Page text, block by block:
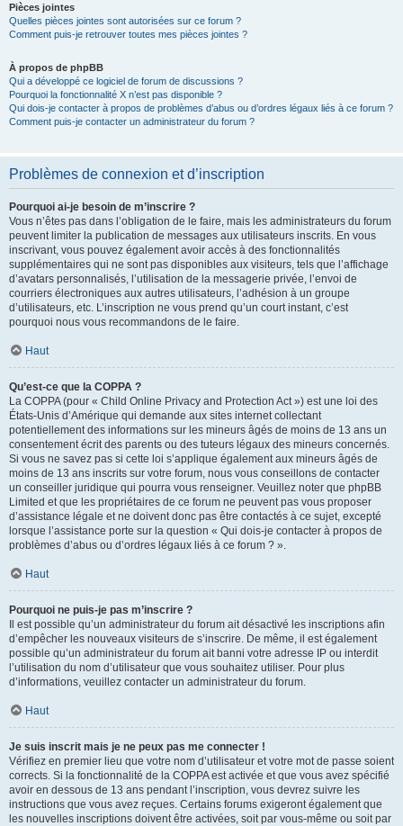
Pièces jointes
Quelles pièces jointes sont autorisées sur ce forum ?
Comment puis-je retrouver toutes mes pièces jointes ?
À propos de phpBB
Qui a développé ce logiciel de forum de discussions ?
Pourquoi la fonctionnalité X n’est pas disponible ?
Qui dois-je contacter à propos de problèmes d’abus ou d’ordres légaux liés à ce forum ?
Comment puis-je contacter un administrateur du forum ?
Problèmes de connexion et d’inscription
Pourquoi ai-je besoin de m’inscrire ?
Vous n’êtes pas dans l’obligation de le faire, mais les administrateurs du forum
peuvent limiter la publication de messages aux utilisateurs inscrits. En vous
inscrivant, vous pouvez également avoir accès à des fonctionnalités
supplémentaires qui ne sont pas disponibles aux visiteurs, tels que l’affichage
d’avatars personnalisés, l’utilisation de la messagerie privée, l’envoi de
courriers électroniques aux autres utilisateurs, l’adhésion à un groupe
d’utilisateurs, etc. L’inscription ne vous prend qu’un court instant, c’est
pourquoi nous vous recommandons de le faire.
Haut
Qu’est-ce que la COPPA ?
La COPPA (pour « Child Online Privacy and Protection Act ») est une loi des
États-Unis d’Amérique qui demande aux sites internet collectant
potentiellement des informations sur les mineurs âgés de moins de 13 ans un
consentement écrit des parents ou des tuteurs légaux des mineurs concernés.
Si vous ne savez pas si cette loi s’applique également aux mineurs âgés de
moins de 13 ans inscrits sur votre forum, nous vous conseillons de contacter
un conseiller juridique qui pourra vous renseigner. Veuillez noter que phpBB
Limited et que les propriétaires de ce forum ne peuvent pas vous proposer
d’assistance légale et ne doivent donc pas être contactés à ce sujet, excepté
lorsque l’assistance porte sur la question « Qui dois-je contacter à propos de
problèmes d’abus ou d’ordres légaux liés à ce forum ? ».
Haut
Pourquoi ne puis-je pas m’inscrire ?
Il est possible qu’un administrateur du forum ait désactivé les inscriptions afin
d’empêcher les nouveaux visiteurs de s’inscrire. De même, il est également
possible qu’un administrateur du forum ait banni votre adresse IP ou interdit
l’utilisation du nom d’utilisateur que vous souhaitez utiliser. Pour plus
d’informations, veuillez contacter un administrateur du forum.
Haut
Je suis inscrit mais je ne peux pas me connecter !
Vérifiez en premier lieu que votre nom d’utilisateur et votre mot de passe soient
corrects. Si la fonctionnalité de la COPPA est activée et que vous avez spécifié
avoir en dessous de 13 ans pendant l’inscription, vous devrez suivre les
instructions que vous avez reçues. Certains forums exigeront également que
les nouvelles inscriptions doivent être activées, soit par vous-même ou soit par